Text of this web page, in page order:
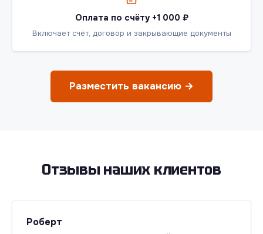
Оплата по счёту +1 000 ₽
Включает счёт, договор и закрывающие документы
Разместить вакансию →
Отзывы наших клиентов
Роберт